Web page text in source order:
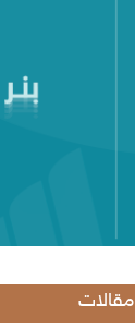
مقالات